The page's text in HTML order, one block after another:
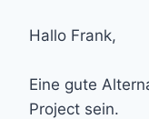
Hallo Frank,
Eine gute
Project sein.